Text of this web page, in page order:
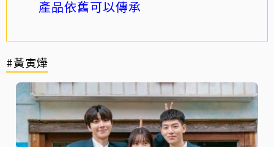
產品依舊可以傳承
#黃寅燁